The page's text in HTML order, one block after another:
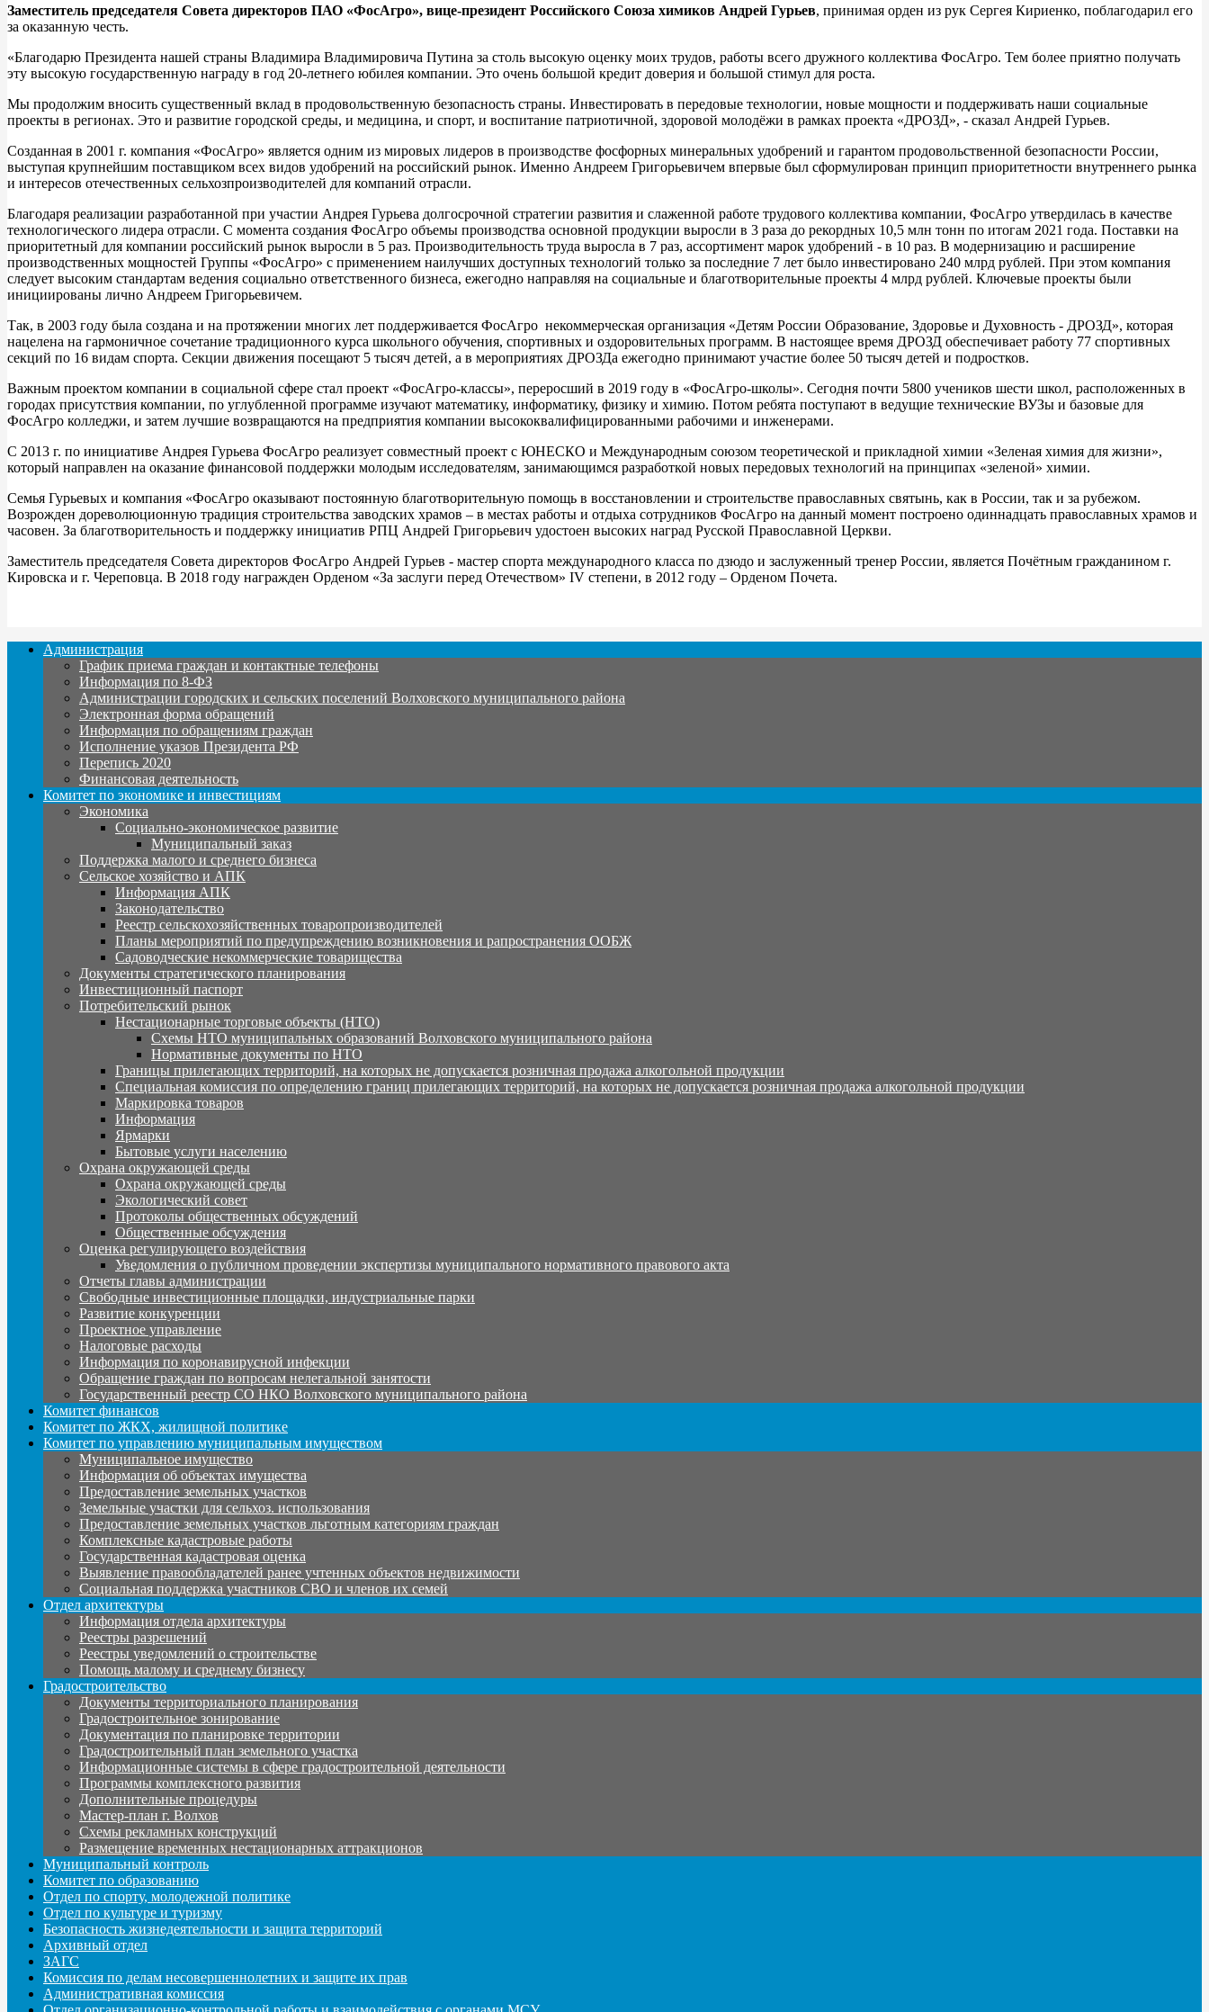
Заместитель председателя Совета директоров ПАО «ФосАгро», вице-президент Российского Союза химиков Андрей Гурьев, принимая орден из рук Сергея Кириенко, поблагодарил его
за оказанную честь.
«Благодарю Президента нашей страны Владимира Владимировича Путина за столь высокую оценку моих трудов, работы всего дружного коллектива ФосАгро. Тем более приятно получать
эту высокую государственную награду в год 20-летнего юбилея компании. Это очень большой кредит доверия и большой стимул для роста.
Мы продолжим вносить существенный вклад в продовольственную безопасность страны. Инвестировать в передовые технологии, новые мощности и поддерживать наши социальные
проекты в регионах. Это и развитие городской среды, и медицина, и спорт, и воспитание патриотичной, здоровой молодёжи в рамках проекта «ДРОЗД», - сказал Андрей Гурьев.
Созданная в 2001 г. компания «ФосАгро» является одним из мировых лидеров в производстве фосфорных минеральных удобрений и гарантом продовольственной безопасности России,
выступая крупнейшим поставщиком всех видов удобрений на российский рынок. Именно Андреем Григорьевичем впервые был сформулирован принцип приоритетности внутреннего рынка
и интересов отечественных сельхозпроизводителей для компаний отрасли.
Благодаря реализации разработанной при участии Андрея Гурьева долгосрочной стратегии развития и слаженной работе трудового коллектива компании, ФосАгро утвердилась в качестве
технологического лидера отрасли. С момента создания ФосАгро объемы производства основной продукции выросли в 3 раза до рекордных 10,5 млн тонн по итогам 2021 года. Поставки на
приоритетный для компании российский рынок выросли в 5 раз. Производительность труда выросла в 7 раз, ассортимент марок удобрений - в 10 раз. В модернизацию и расширение
производственных мощностей Группы «ФосАгро» с применением наилучших доступных технологий только за последние 7 лет было инвестировано 240 млрд рублей. При этом компания
следует высоким стандартам ведения социально ответственного бизнеса, ежегодно направляя на социальные и благотворительные проекты 4 млрд рублей. Ключевые проекты были
инициированы лично Андреем Григорьевичем.
Так, в 2003 году была создана и на протяжении многих лет поддерживается ФосАгро некоммерческая организация «Детям России Образование, Здоровье и Духовность - ДРОЗД», которая
нацелена на гармоничное сочетание традиционного курса школьного обучения, спортивных и оздоровительных программ. В настоящее время ДРОЗД обеспечивает работу 77 спортивных
секций по 16 видам спорта. Секции движения посещают 5 тысяч детей, а в мероприятиях ДРОЗДа ежегодно принимают участие более 50 тысяч детей и подростков.
Важным проектом компании в социальной сфере стал проект «ФoсАгро-классы», переросший в 2019 году в «ФосАгро-школы». Сегодня почти 5800 учеников шести школ, расположенных в
городах присутствия компании, по углубленной программе изучают математику, информатику, физику и химию. Потом ребята поступают в ведущие технические ВУЗы и базовые для
ФосАгро колледжи, и затем лучшие возвращаются на предприятия компании высококвалифицированными рабочими и инженерами.
С 2013 г. по инициативе Андрея Гурьева ФосАгро реализует совместный проект с ЮНЕСКО и Международным союзом теоретической и прикладной химии «Зеленая химия для жизни»,
который направлен на оказание финансовой поддержки молодым исследователям, занимающимся разработкой новых передовых технологий на принципах «зеленой» химии.
Семья Гурьевых и компания «ФосАгро оказывают постоянную благотворительную помощь в восстановлении и строительстве православных святынь, как в России, так и за рубежом.
Возрожден дореволюционную традиция строительства заводских храмов – в местах работы и отдыха сотрудников ФосАгро на данный момент построено одиннадцать православных храмов и
часовен. За благотворительность и поддержку инициатив РПЦ Андрей Григорьевич удостоен высоких наград Русской Православной Церкви.
Заместитель председателя Совета директоров ФосАгро Андрей Гурьев - мастер спорта международного класса по дзюдо и заслуженный тренер России, является Почётным гражданином г.
Кировска и г. Череповца. В 2018 году награжден Орденом «За заслуги перед Отечеством» IV степени, в 2012 году – Орденом Почета.
Администрация
График приема граждан и контактные телефоны
Информация по 8-ФЗ
Администрации городских и сельских поселений Волховского муниципального района
Электронная форма обращений
Информация по обращениям граждан
Исполнение указов Президента РФ
Перепись 2020
Финансовая деятельность
Комитет по экономике и инвестициям
Экономика
Социально-экономическое развитие
Муниципальный заказ
Поддержка малого и среднего бизнеса
Сельское хозяйство и АПК
Информация АПК
Законодательство
Реестр сельскохозяйственных товаропроизводителей
Планы мероприятий по предупреждению возникновения и рапространения ООБЖ
Садоводческие некоммерческие товарищества
Документы стратегического планирования
Инвестиционный паспорт
Потребительский рынок
Нестационарные торговые объекты (НТО)
Схемы НТО муниципальных образований Волховского муниципального района
Нормативные документы по НТО
Границы прилегающих территорий, на которых не допускается розничная продажа алкогольной продукции
Специальная комиссия по определению границ прилегающих территорий, на которых не допускается розничная продажа алкогольной продукции
Маркировка товаров
Информация
Ярмарки
Бытовые услуги населению
Охрана окружающей среды
Охрана окружающей среды
Экологический совет
Протоколы общественных обсуждений
Общественные обсуждения
Оценка регулирующего воздействия
Уведомления о публичном проведении экспертизы муниципального нормативного правового акта
Отчеты главы администрации
Свободные инвестиционные площадки, индустриальные парки
Развитие конкуренции
Проектное управление
Налоговые расходы
Информация по коронавирусной инфекции
Обращение граждан по вопросам нелегальной занятости
Государственный реестр СО НКО Волховского муниципального района
Комитет финансов
Комитет по ЖКХ, жилищной политике
Комитет по управлению муниципальным имуществом
Муниципальное имущество
Информация об объектах имущества
Предоставление земельных участков
Земельные участки для сельхоз. использования
Предоставление земельных участков льготным категориям граждан
Комплексные кадастровые работы
Государственная кадастровая оценка
Выявление правообладателей ранее учтенных объектов недвижимости
Социальная поддержка участников СВО и членов их семей
Отдел архитектуры
Информация отдела архитектуры
Реестры разрешений
Реестры уведомлений о строительстве
Помощь малому и среднему бизнесу
Градостроительство
Документы территориального планирования
Градостроительное зонирование
Документация по планировке территории
Градостроительный план земельного участка
Информационные системы в сфере градостроительной деятельности
Программы комплексного развития
Дополнительные процедуры
Мастер-план г. Волхов
Схемы рекламных конструкций
Размещение временных нестационарных аттракционов
Муниципальный контроль
Комитет по образованию
Отдел по спорту, молодежной политике
Отдел по культуре и туризму
Безопасность жизнедеятельности и защита территорий
Архивный отдел
ЗАГС
Комиссия по делам несовершеннолетних и защите их прав
Административная комиссия